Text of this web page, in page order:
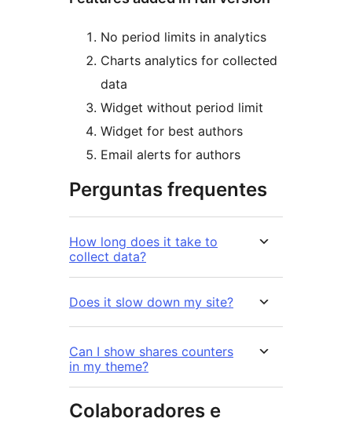
No period limits in analytics
Charts analytics for collected
data
Widget without period limit
Widget for best authors
Email alerts for authors
Perguntas frequentes
How long does it take to
collect data?
Does it slow down my site?
Can I show shares counters
in my theme?
Colaboradores e